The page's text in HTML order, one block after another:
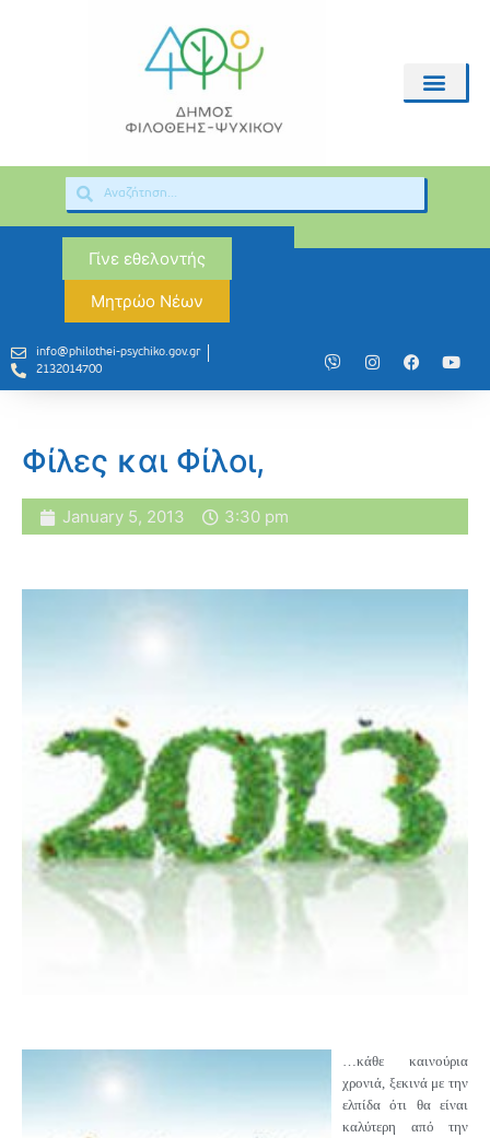
Γίνε εθελοντής
Μητρώο Νέων
info@philothei-psychiko.gov.gr
2132014700
Φίλες και Φίλοι,
January 5, 2013 3:30 pm
…κάθε καινούρια
χρονιά, ξεκινά με την
ελπίδα ότι θα είναι
καλύτερη από την